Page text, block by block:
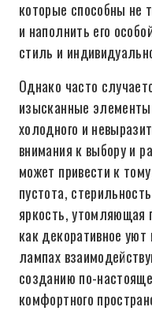
которые способны не
и наполнить его
стиль и
Однако часто
изысканные
холодного и
внимания к выбору и
может привести к
пустота,
яркость, утомляющая
как декоративное
лампах
созданию по-
комфортного